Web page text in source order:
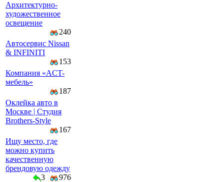
Архитектурно-
художественное
освещение
240
Автосервис Nissan
& INFINITI
153
Компaния «AСT-
мeбeль»
187
Оклейка авто в
Москве | Студия
Brothers-Style
167
Ищу место, где
можно купить
качественную
брендовую одежду
3
976